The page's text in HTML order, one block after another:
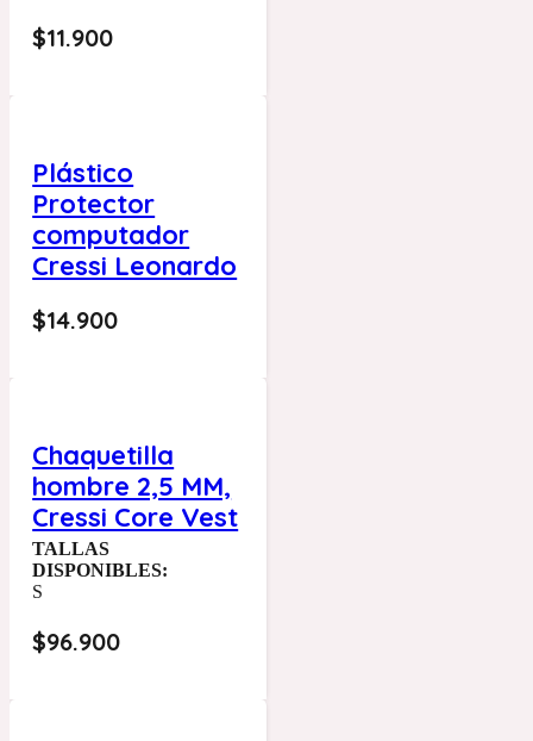
$11.900
Plástico
Protector
computador
Cressi Leonardo
$14.900
Chaquetilla
hombre 2,5 MM,
Cressi Core Vest
TALLAS
DISPONIBLES:
S
$96.900